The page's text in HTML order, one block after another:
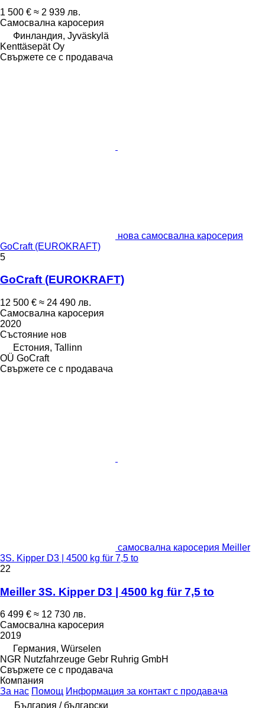
1 500 € ≈ 2 939 лв.
Самосвална каросерия
Финландия, Jyväskylä
Kenttäsepät Oy
Свържете се с продавача
нова самосвална каросерия
GoCraft (EUROKRAFT)
5
GoCraft (EUROKRAFT)
12 500 € ≈ 24 490 лв.
Самосвална каросерия
2020
Състояние нов
Естония, Tallinn
OÜ GoCraft
Свържете се с продавача
самосвална каросерия Meiller
3S. Kipper D3 | 4500 kg für 7,5 to
22
Meiller 3S. Kipper D3 | 4500 kg für 7,5 to
6 499 € ≈ 12 730 лв.
Самосвална каросерия
2019
Германия, Würselen
NGR Nutzfahrzeuge Gebr Ruhrig GmbH
Свържете се с продавача
Компания
За нас Помощ Информация за контакт с продавача
България / български